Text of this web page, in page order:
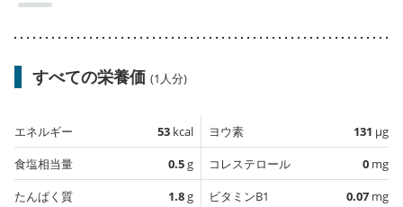
すべての栄養価 (1人分)
エネルギー 53 kcal
食塩相当量
0.5g
たんぱく質
1.8g
ヨウ素 131 µg
コレステロール
0 mg
ビタミンB1
0.07 mg